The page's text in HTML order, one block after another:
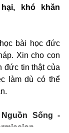
khó khăn
bài học đức
Xin cho con
đức tin thật của
làm dù có thể
Sống -